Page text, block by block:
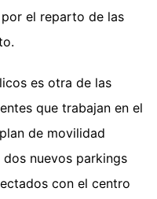
el reparto de las
es otra de las
que trabajan en el
de movilidad
nuevos parkings
con el centro